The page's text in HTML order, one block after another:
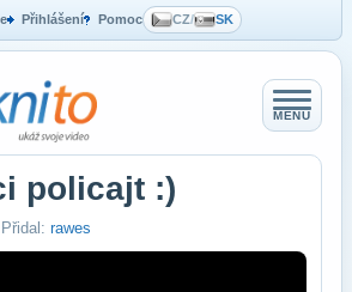
Přihlášení Pomoc CZ/ SK
MENU
policajt :)
rawes